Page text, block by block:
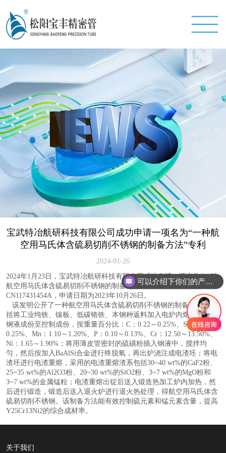
宝武特冶航研科技有限公司成功申请一项名为“一种航
空用马氏体含硫易切削不锈钢的制备方法”专利
2024-01-26
2024年1月23日，宝武特冶航研科技有限公司成功申请一项名为“一种
航空用马氏体含硫易切削不锈钢的制备方法”专利，申请公布号
CN117431454A，申请日期为2023年10月26日。
该发明公开了一种航空用马氏体含硫易切削不锈钢的制备方法，包
括将工业纯铁、镍板、低碳铬铁、本钢种返料加入电炉内熔炼，调整
钢液成份至控制成份，按重量百分比：C：0.22～0.25%、Si：0.10～
0.25%、Mn：1.10～1.20%、P：0.10～0.13%、Cr：12.50～13.50%、
Ni：1.65～1.90%；将用薄皮管密封的硫磺粉插入钢液中，搅拌均
匀，然后按加入BaAlSi合金进行终脱氧，再出炉浇注成电渣坯；将电
渣坯进行电渣重熔，采用的电渣重熔渣系包括30~40 wt%的CaF2粉、
25~35 wt%的Al2O3粉、20~30 wt%的SiO2粉、3~7 wt%的MgO粉和
3~7 wt%的金属锰粒；电渣重熔出锭后送入锻造热加工炉内加热，然
后进行锻造，锻造后送入退火炉进行退火热处理，得航空用马氏体含
硫易切削不锈钢。该制备方法能有效控制硫元素和锰元素含量，提高
Y25Cr13Ni2的综合成材率。
关于我们
可以介绍下你们的产品么